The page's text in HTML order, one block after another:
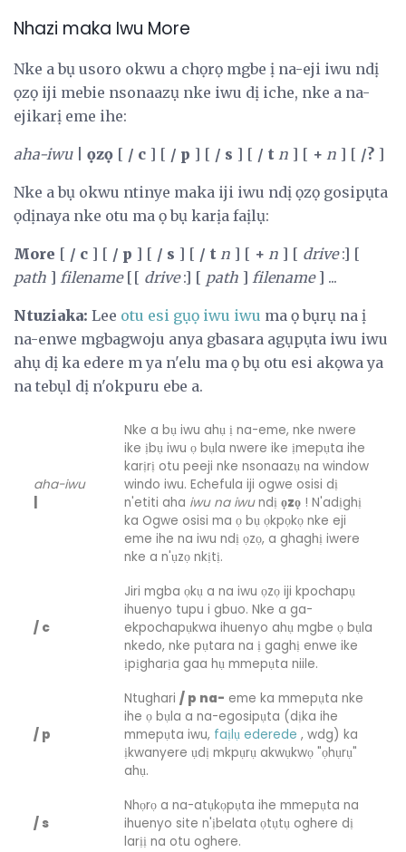
Nhazi maka Iwu More
Nke a bụ usoro okwu a chọrọ mgbe ị na-eji iwu ndị
ọzọ iji mebie nsonaazụ nke iwu dị iche, nke a na-
ejikarị eme ihe:
aha-iwu| ọzọ [ / c ] [ / p ] [ / s ] [ / t n ] [ + n ] [ /? ]
Nke a bụ okwu ntinye maka iji iwu ndị ọzọ gosipụta
ọdịnaya nke otu ma ọ bụ karịa faịlụ:
More [ / c ] [ / p ] [ / s ] [ / t n ] [ + n ] [ drive:] [
path ] filename[[ drive:] [ path ] filename] ...
Ntuziaka: Lee otu esi gụọ iwu iwu ma ọ bụrụ na ị
na-enwe mgbagwoju anya gbasara agụpụta iwu iwu
ahụ dị ka edere m ya n'elu ma ọ bụ otu esi akọwa ya
na tebụl dị n'okpuru ebe a.
aha-iwu
Nke a bụ iwu ahụ ị na-eme, nke nwere
ike ịbụ iwu ọ bụla nwere ike ịmepụta ihe
karịrị otu peeji nke nsonaazụ na window
windo iwu. Echefula iji ogwe osisi dị
n'etiti aha iwu na iwundị ọzọ ! N'adịghị
ka Ogwe osisi ma ọ bụ ọkpọkọ nke eji
eme ihe na iwu ndị ọzọ, a ghaghị iwere
nke a n'ụzọ nkịtị.
/ c
Jiri mgba ọkụ a na iwu ọzọ iji kpochapụ
ihuenyo tupu i gbuo. Nke a ga-
ekpochapụkwa ihuenyo ahụ mgbe ọ bụla
nkedo, nke pụtara na ị gaghị enwe ike
ịpịgharịa gaa hụ mmepụta niile.
/ p
Ntughari / p na- eme ka mmepụta nke
ihe ọ bụla a na-egosipụta (dịka ihe
mmepụta iwu, faịlụ ederede , wdg) ka
ịkwanyere ụdị mkpụrụ akwụkwọ "ọhụrụ"
ahụ.
/ s
Nhọrọ a na-atụkọpụta ihe mmepụta na
ihuenyo site n'ịbelata ọtụtụ oghere dị
larịị na otu oghere.